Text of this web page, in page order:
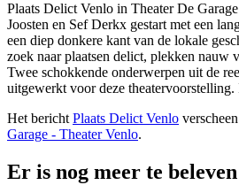
Plaats Delict Venlo in Theater De
Joosten en Sef Derkx gestart met een
een diep donkere kant van de lokale
zoek naar plaatsen delict, plekken nauw
Twee schokkende onderwerpen uit de
uitgewerkt voor deze
Het berichtPlaats Delict Venlo
Garage - Theater Venlo.
Er is nog meer te